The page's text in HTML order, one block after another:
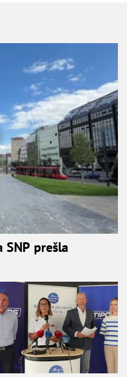
SNP prešla